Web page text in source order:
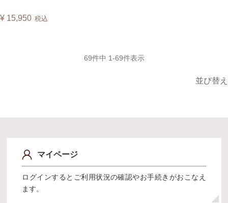
¥ 15,950 税込
並び替え
69件中 1-69件表示
マイページ
ログインするとご利用状況の確認やお手続きがおこなえ
ます。